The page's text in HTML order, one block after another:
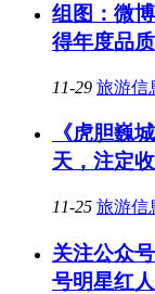
组图：微
得年度品
11-29 旅游信
《虎胆巍
天，注定
11-25 旅游信
关注公众
号明星红